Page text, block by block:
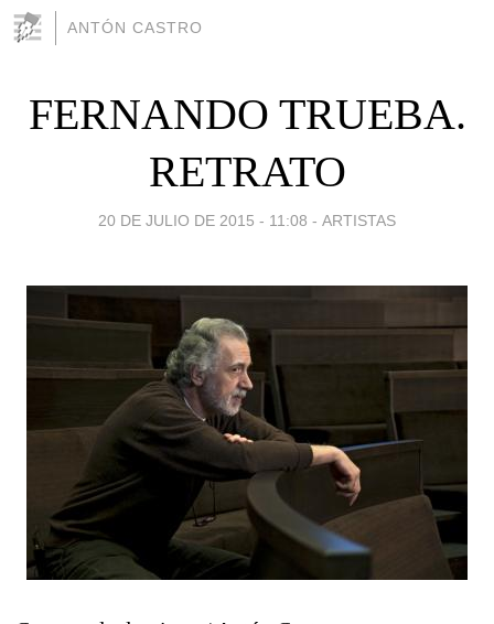
ANTÓN CASTRO
FERNANDO TRUEBA.
RETRATO
20 DE JULIO DE 2015 - 11:08 - ARTISTAS